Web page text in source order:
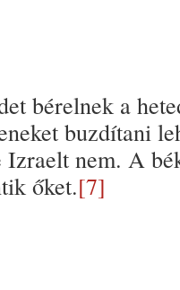
bérelnek a
buzdítani
nem. A
őket.[7]